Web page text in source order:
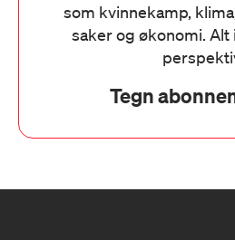
som kvinnekamp,
saker og økonomi.
Tegn